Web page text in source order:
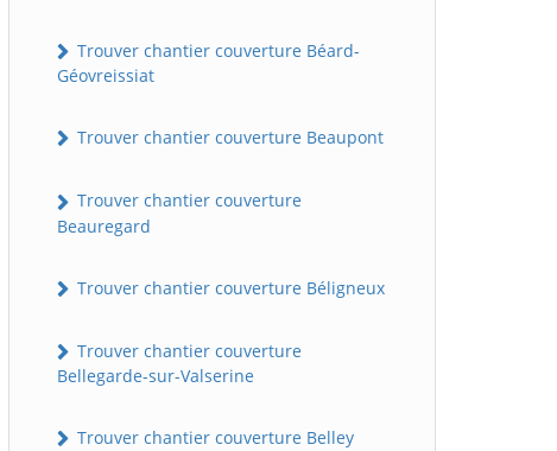
Trouver chantier couverture Béard-
Géovreissiat
Trouver chantier couverture Beaupont
Trouver chantier couverture
Beauregard
Trouver chantier couverture Béligneux
Trouver chantier couverture
Bellegarde-sur-Valserine
Trouver chantier couverture Belley